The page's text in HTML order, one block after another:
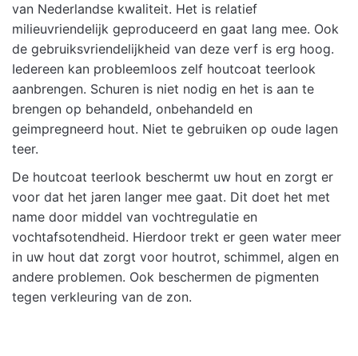
van Nederlandse kwaliteit. Het is relatief
milieuvriendelijk geproduceerd en gaat lang mee. Ook
de gebruiksvriendelijkheid van deze verf is erg hoog.
Iedereen kan probleemloos zelf houtcoat teerlook
aanbrengen. Schuren is niet nodig en het is aan te
brengen op behandeld, onbehandeld en
geimpregneerd hout. Niet te gebruiken op oude lagen
teer.
De houtcoat teerlook beschermt uw hout en zorgt er
voor dat het jaren langer mee gaat. Dit doet het met
name door middel van vochtregulatie en
vochtafsotendheid. Hierdoor trekt er geen water meer
in uw hout dat zorgt voor houtrot, schimmel, algen en
andere problemen. Ook beschermen de pigmenten
tegen verkleuring van de zon.